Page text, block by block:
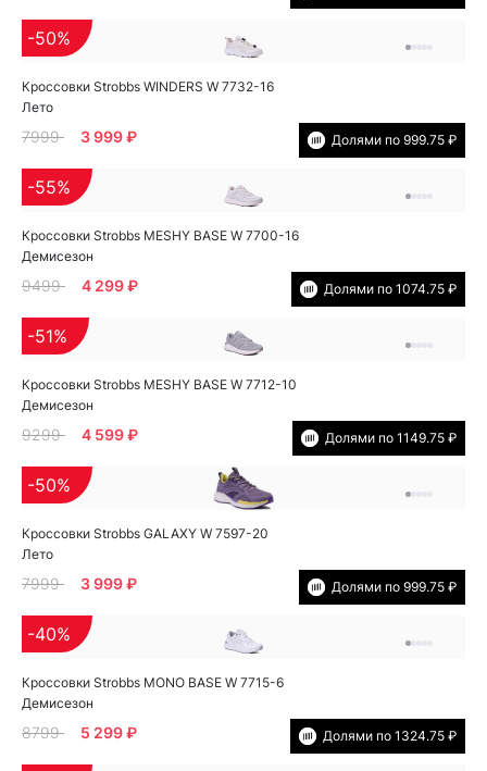
Кроссовки Strobbs WINDERS W 7732-16
Лето
-50%
7999 3 999 ₽ Долями по 999.75 ₽
Кроссовки Strobbs MESHY BASE W 7700-16
Демисезон
-55%
9499 4 299 ₽ Долями по 1074.75 ₽
Кроссовки Strobbs MESHY BASE W 7712-10
Демисезон
-51%
9299 4 599 ₽ Долями по 1149.75 ₽
Кроссовки Strobbs GALAXY W 7597-20
Лето
-50%
7999 3 999 ₽ Долями по 999.75 ₽
Кроссовки Strobbs MONO BASE W 7715-6
Демисезон
-40%
8799 5 299 ₽ Долями по 1324.75 ₽